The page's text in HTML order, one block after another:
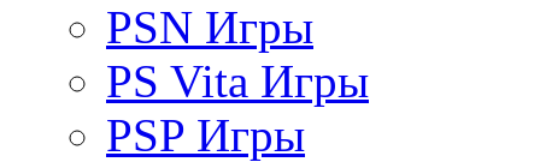
PSN Игры
PS Vita Игры
PSP Игры